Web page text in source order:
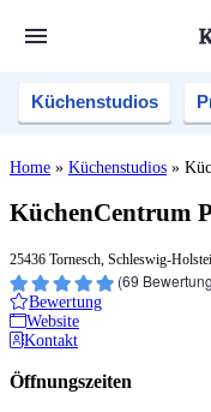
Küchenstudios
Home » Küchenstudios »
KüchenCentrum
25436 Tornesch, Schleswig-
(69
Bewertung
Website
Kontakt
Öffnungszeiten